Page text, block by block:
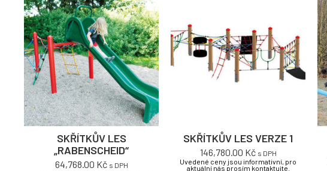
SKŘÍTKŮV LES
„RABENSCHEID“
64,768.00 Kč s DPH
SKŘÍTKŮV LES VERZE 1
146,780.00 Kč s DPH
Uvedené ceny jsou informativní, pro
aktuální nás prosím kontaktujte.